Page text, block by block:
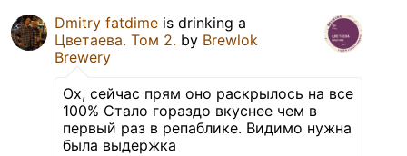
Dmitry fatdime is drinking a
Цветаева. Том 2. by Brewlok
Brewery
Ох, сейчас прям оно раскрылось на все
100% Стало гораздо вкуснее чем в
первый раз в репаблике. Видимо нужна
была выдержка